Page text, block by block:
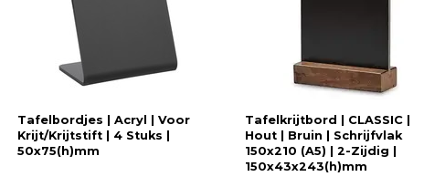
Tafelbordjes | Acryl | Voor
Krijt/Krijtstift | 4 Stuks |
50x75(h)mm
Tafelkrijtbord | CLASSIC |
Hout | Bruin | Schrijfvlak
150x210 (A5) | 2-Zijdig |
150x43x243(h)mm